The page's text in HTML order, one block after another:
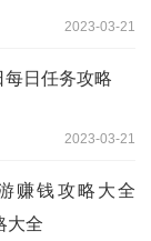
2023-03-21
日任务攻略
2023-03-21
赚钱攻略大全
大全